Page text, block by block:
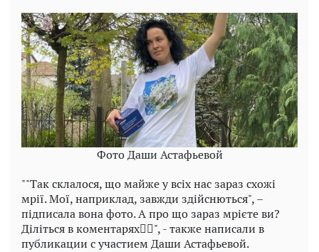
Фото Даши Астафьевой
""Так склалося, що майже у всіх нас зараз схожі
мрії. Мої, наприклад, завжди здійснються", –
підписала вона фото. А про що зараз мрієте ви?
Діліться в коментарях👇🏻", - также написали в
публикации с участием Даши Астафьевой.